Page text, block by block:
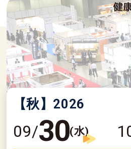
【秋】 2026
09/30(水)